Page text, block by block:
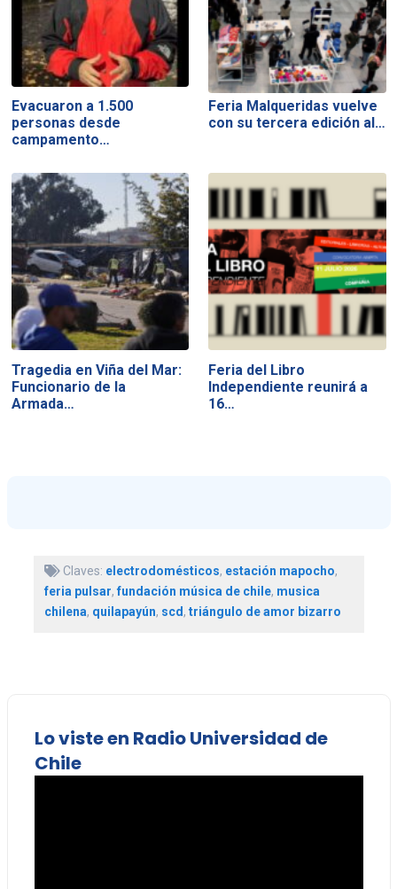
Evacuaron a 1.500
personas desde
campamento…
Feria Malqueridas vuelve
con su tercera edición al…
Tragedia en Viña del Mar:
Funcionario de la
Armada…
Feria del Libro
Independiente reunirá a
16…
Claves: electrodomésticos, estación mapocho,
feria pulsar,fundación música de chile, musica
chilena, quilapayún, scd , triángulo de amor bizarro
Lo viste en Radio Universidad de
Chile